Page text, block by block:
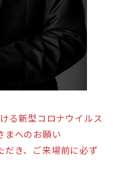
る新型コロナウイルス
まへのお願い
だき、ご来場前に必ず